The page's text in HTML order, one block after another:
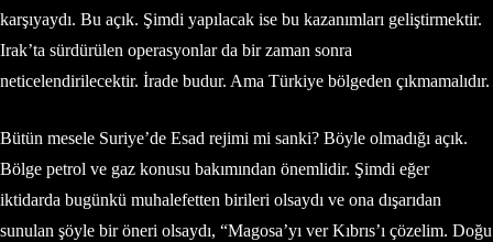
karşıyaydı. Bu açık. Şimdi yapılacak ise bu kazanımları geliştirmektir.
Irak’ta sürdürülen operasyonlar da bir zaman sonra
neticelendirilecektir. İrade budur. Ama Türkiye bölgeden çıkmamalıdır.
Bütün mesele Suriye’de Esad rejimi mi sanki? Böyle olmadığı açık.
Bölge petrol ve gaz konusu bakımından önemlidir. Şimdi eğer
iktidarda bugünkü muhalefetten birileri olsaydı ve ona dışarıdan
sunulan şöyle bir öneri olsaydı, “Magosa’yı ver Kıbrıs’ı çözelim. Doğu